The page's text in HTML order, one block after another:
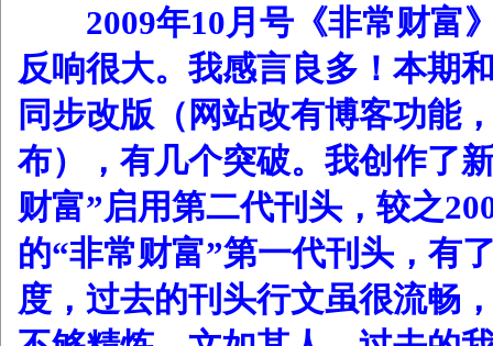
2009年10月号《非常财富
反响很大。我感言良多！本期
同步改版（网站改有博客功能
布），有几个突破。我创作了
财富”启用第二代刊头，较之
的“非常财富”第一代刊头，有
度，过去的刊头行文虽很流畅